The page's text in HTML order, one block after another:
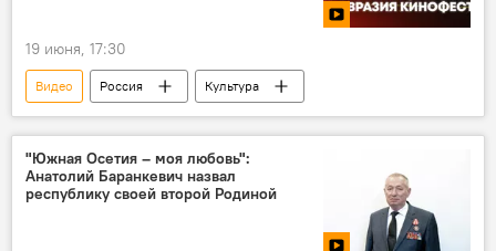
19 июня, 17:30
Видео Россия Культура
"Южная Осетия – моя любовь":
Анатолий Баранкевич назвал
республику своей второй Родиной